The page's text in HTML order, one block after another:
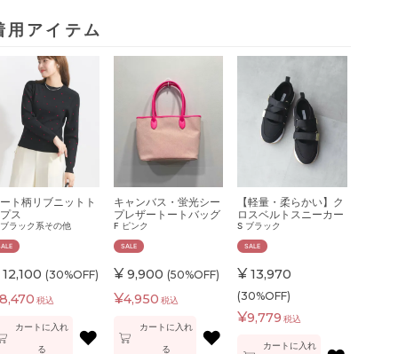
用アイテム
ト柄リブニットト
ス
ブラック系その他
12,100 (30%OFF)
税込
カートに入れ
る ♥
キャンバス・蛍光シー
プレザートートバッグ
F ピンク
SALE
¥ 9,900 (50%OFF)
¥4,950 税込
カートに入れ
る ♥
【軽量・柔らかい】ク
ロスベルトスニーカー
S ブラック
SALE
¥ 13,970
(30%OFF)
¥9,779 税込
カートに入れ